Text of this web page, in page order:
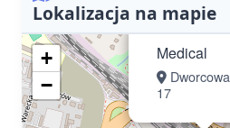
Lokalizacja na mapie
Medical
Dworcowa
17
+
−